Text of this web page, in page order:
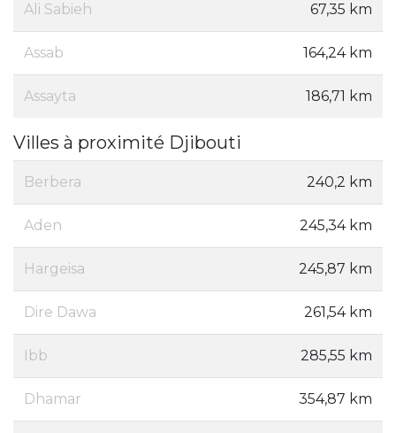
Ali Sabieh 67,35 km
Assab 164,24 km
Assayta 186,71 km
Villes à proximité Djibouti
Berbera 240,2 km
Aden 245,34 km
Hargeisa 245,87 km
Dire Dawa 261,54 km
Ibb 285,55 km
Dhamar 354,87 km